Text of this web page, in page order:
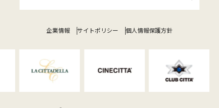
企業情報 サイトポリシー 個人情報保護方針